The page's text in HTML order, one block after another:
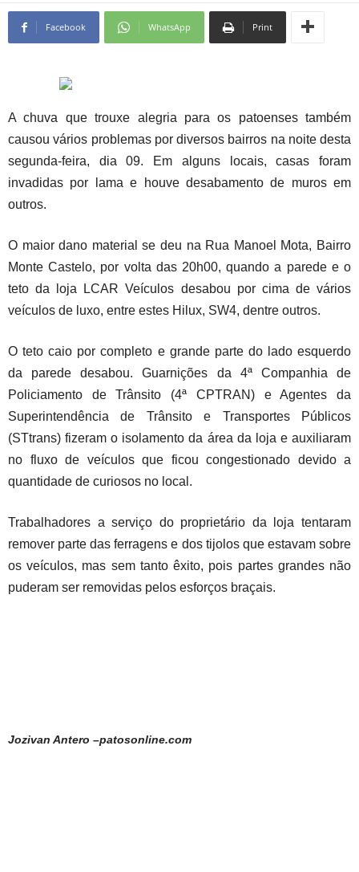
Facebook WhatsApp Print
A chuva que trouxe alegria para os patoenses também
causou vários problemas por diversos bairros na noite desta
segunda-feira, dia 09. Em alguns locais, casas foram
invadidas por lama e houve desabamento de muros em
outros.
O maior dano material se deu na Rua Manoel Mota, Bairro
Monte Castelo, por volta das 20h00, quando a parede e o
teto da loja LCAR Veículos desabou por cima de vários
veículos de luxo, entre estes Hilux, SW4, dentre outros.
O teto caio por completo e grande parte do lado esquerdo
da parede desabou. Guarnições da 4ª Companhia de
Policiamento de Trânsito (4ª CPTRAN) e Agentes da
Superintendência de Trânsito e Transportes Públicos
(STtrans) fizeram o isolamento da área da loja e auxiliaram
no fluxo de veículos que ficou congestionado devido a
quantidade de curiosos no local.
Trabalhadores a serviço do proprietário da loja tentaram
remover parte das ferragens e dos tijolos que estavam sobre
os veículos, mas sem tanto êxito, pois partes grandes não
puderam ser removidas pelos esforços braçais.
Jozivan Antero –patosonline.com